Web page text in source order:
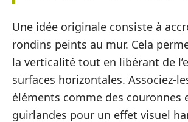
Une idée originale consiste à
rondins peints au mur. Cela
la verticalité tout en libérant de
surfaces horizontales. Associez-
éléments comme des couronnes
guirlandes pour un effet visuel